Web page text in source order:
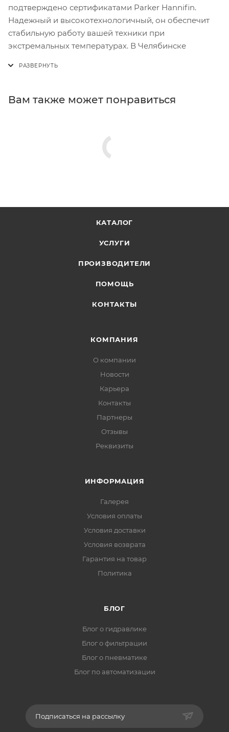
подтверждено сертификатами Parker Hannifin.
Надежный и высокотехнологичный, он обеспечит
стабильную работу вашей техники при
экстремальных температурах. В Челябинске
Вам также может понравиться
КАТАЛОГ
УСЛУГИ
ПРОИЗВОДИТЕЛИ
ПОМОЩЬ
КОНТАКТЫ
КОМПАНИЯ
О компании
Новости
Карьера
Контакты
Партнеры
Отзывы
Реквизиты
ИНФОРМАЦИЯ
Галерея
Условия оплаты
Условия доставки
Условия возврата
Гарантия на товар
Политика
БЛОГ
Блог о гидравлике
Блог о фильтрации
Блог о пневматике
Блог по автоматизации
Подписаться на рассылку